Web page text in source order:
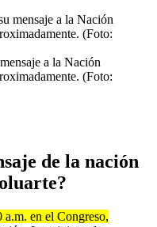
a la Nación
(Foto:
de la nación
a.m. en el Congreso,